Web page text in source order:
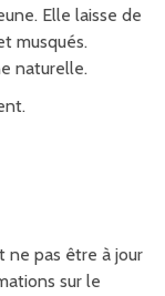
Elle laisse de
musqués.
naturelle.
ne pas être à jour
sur le